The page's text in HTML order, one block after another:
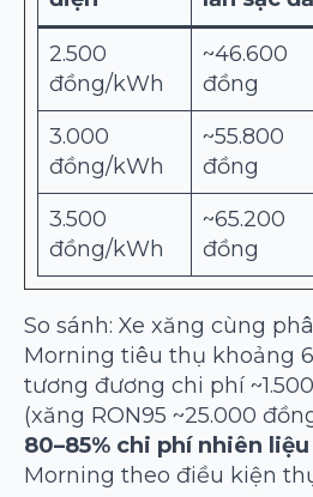
2.500
đồng/kWh
~46.600
đồng
3.000
đồng/kWh
~55.800
đồng
3.500
đồng/kWh
~65.200
đồng
So sánh: Xe xăng cùng
Morning tiêu thụ khoảng
tương đương chi phí
(xăng RON95 ~25.000
80–85% chi phí nhiên liệu
Morning theo điều kiện